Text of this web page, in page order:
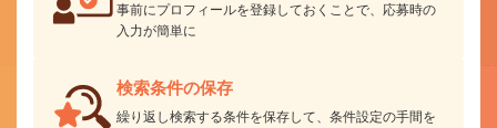
事前にプロフィールを登録しておくことで、応募時の
入力が簡単に
検索条件の保存
繰り返し検索する条件を保存して、条件設定の手間を